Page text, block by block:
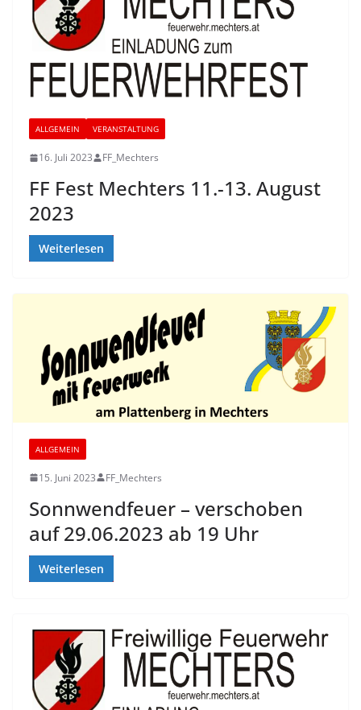
ALLGEMEIN VERANSTALTUNG
16. Juli 2023 FF_Mechters
FF Fest Mechters 11.-13. August
2023
Weiterlesen
ALLGEMEIN
15. Juni 2023 FF_Mechters
Sonnwendfeuer – verschoben
auf 29.06.2023 ab 19 Uhr
Weiterlesen